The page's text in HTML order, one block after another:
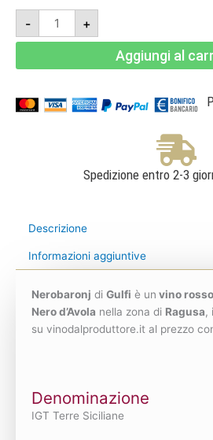
-
Nerobaronj
2014
Magnum
1,5l-
Gulfi
quantità
+
Aggiungi al
Spedizione entro 2-3
Descrizione
Informazioni aggiuntive
Nerobaronj di Gulfi è un vino rosso
Nero d’Avola nella zona di Ragusa,
su vinodalproduttore.it al prezzo
Denominazione
IGT Terre Siciliane